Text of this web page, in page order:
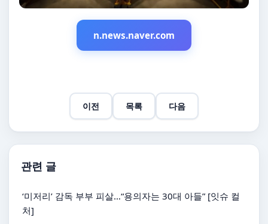
n.news.naver.com
이전 목록 다음
관련 글
‘미저리’ 감독 부부 피살…“용의자는 30대 아들” [잇슈 컬
처]